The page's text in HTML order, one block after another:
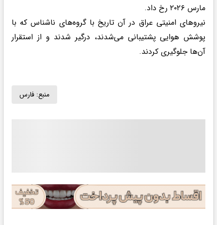
مارس ۲۰۲۶ رخ داد.
نیروهای امنیتی عراق در آن تاریخ با گروه‌های ناشناس که با
پوشش هوایی پشتیبانی می‌شدند، درگیر شدند و از استقرار
آن‌ها جلوگیری کردند.
منبع: فارس